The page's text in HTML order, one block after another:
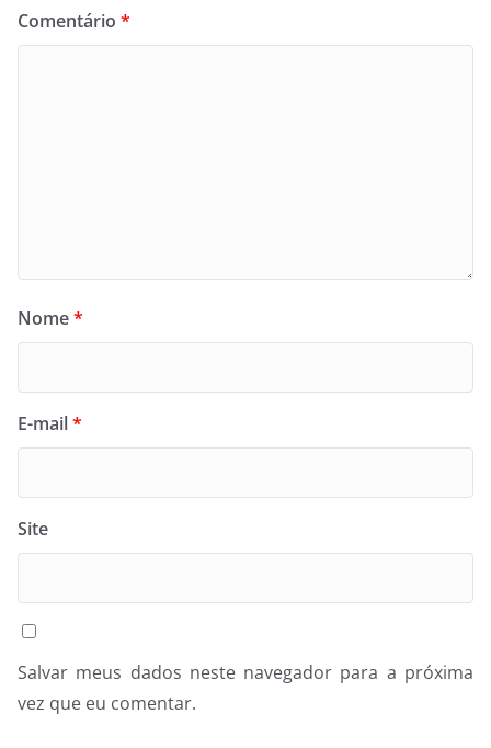
Comentário *
Nome*
E-mail*
Site
Salvar meus dados neste navegador para a próxima
vez que eu comentar.